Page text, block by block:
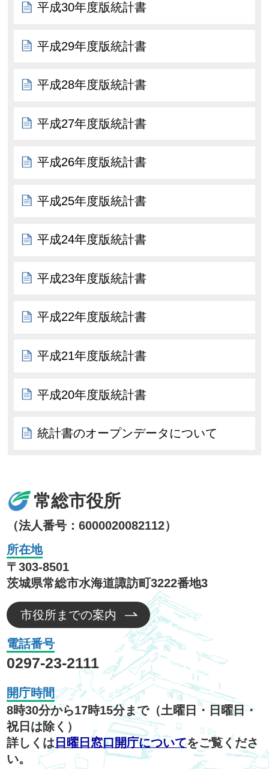
平成30年度版統計書
平成29年度版統計書
平成28年度版統計書
平成27年度版統計書
平成26年度版統計書
平成25年度版統計書
平成24年度版統計書
平成23年度版統計書
平成22年度版統計書
平成21年度版統計書
平成20年度版統計書
統計書のオープンデータについて
常総市役所
（法人番号：6000020082112）
所在地
〒303-8501
茨城県常総市水海道諏訪町3222番地3
市役所までの案内
電話番号
0297-23-2111
開庁時間
8時30分から17時15分まで（土曜日・日曜日・
祝日は除く）
詳しくは 日曜日窓口開庁についてをご覧くださ
い。